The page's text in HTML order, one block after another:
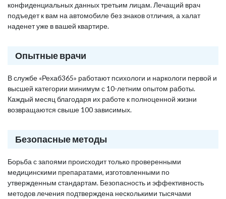
конфиденциальных данных третьим лицам. Лечащий врач
подъедет к вам на автомобиле без знаков отличия, а халат
наденет уже в вашей квартире.
Опытные врачи
В службе «Рехаб365» работают психологи и наркологи первой и
высшей категории минимум с 10-летним опытом работы.
Каждый месяц благодаря их работе к полноценной жизни
возвращаются свыше 100 зависимых.
Безопасные методы
Борьба с запоями происходит только проверенными
медицинскими препаратами, изготовленными по
утвержденным стандартам. Безопасность и эффективность
методов лечения подтверждена несколькими тысячами